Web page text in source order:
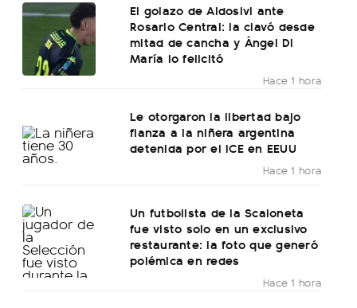
El golazo de Aldosivi ante
Rosario Central: la clavó desde
mitad de cancha y Ángel Di
María lo felicitó
Hace 1 hora
Le otorgaron la libertad bajo
fianza a la niñera argentina
detenida por el ICE en EEUU
Hace 1 hora
Un futbolista de la Scaloneta
fue visto solo en un exclusivo
restaurante: la foto que generó
polémica en redes
Hace 1 hora